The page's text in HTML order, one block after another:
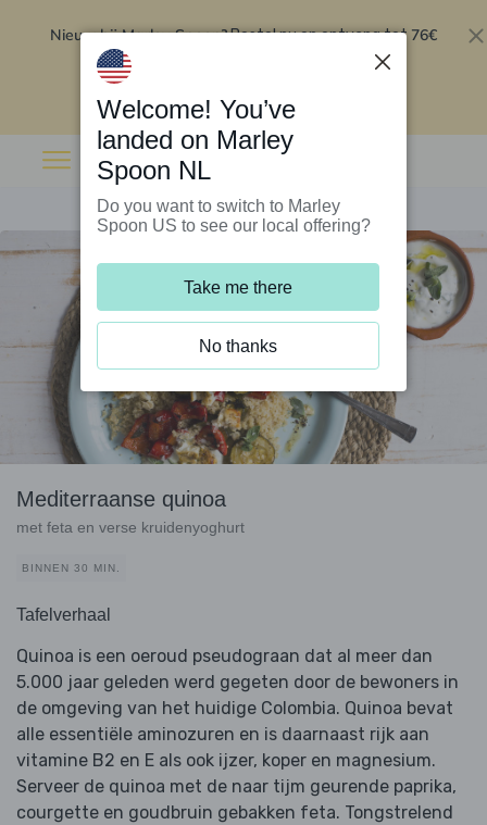
Nieuw bij Marley Spoon?Bestel nu en ontvang tot 76€
Mediterraanse quinoa
met feta en verse kruidenyoghurt
BINNEN 30 MIN.
Tafelverhaal
Quinoa is een oeroud pseudograan dat al meer dan
5.000 jaar geleden werd gegeten door de bewoners in
de omgeving van het huidige Colombia. Quinoa bevat
alle essentiële aminozuren en is daarnaast rijk aan
vitamine B2 en E als ook ijzer, koper en magnesium.
Serveer de quinoa met de naar tijm geurende paprika,
courgette en goudbruin gebakken feta. Tongstrelend
Welcome! You’ve
landed on Marley
Spoon NL
Do you want to switch to Marley
Spoon US to see our local offering?
Take me there
No thanks